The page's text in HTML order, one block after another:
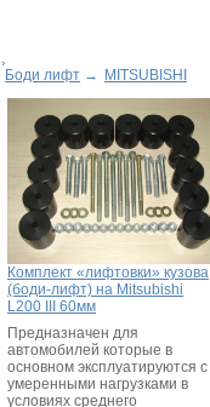
Боди лифт → MITSUBISHI
Комплект «лифтовки» кузова
(боди-лифт) на Mitsubishi
L200 III 60мм
Предназначен для
автомобилей которые в
основном эксплуатируются с
умеренными нагрузками в
условиях среднего